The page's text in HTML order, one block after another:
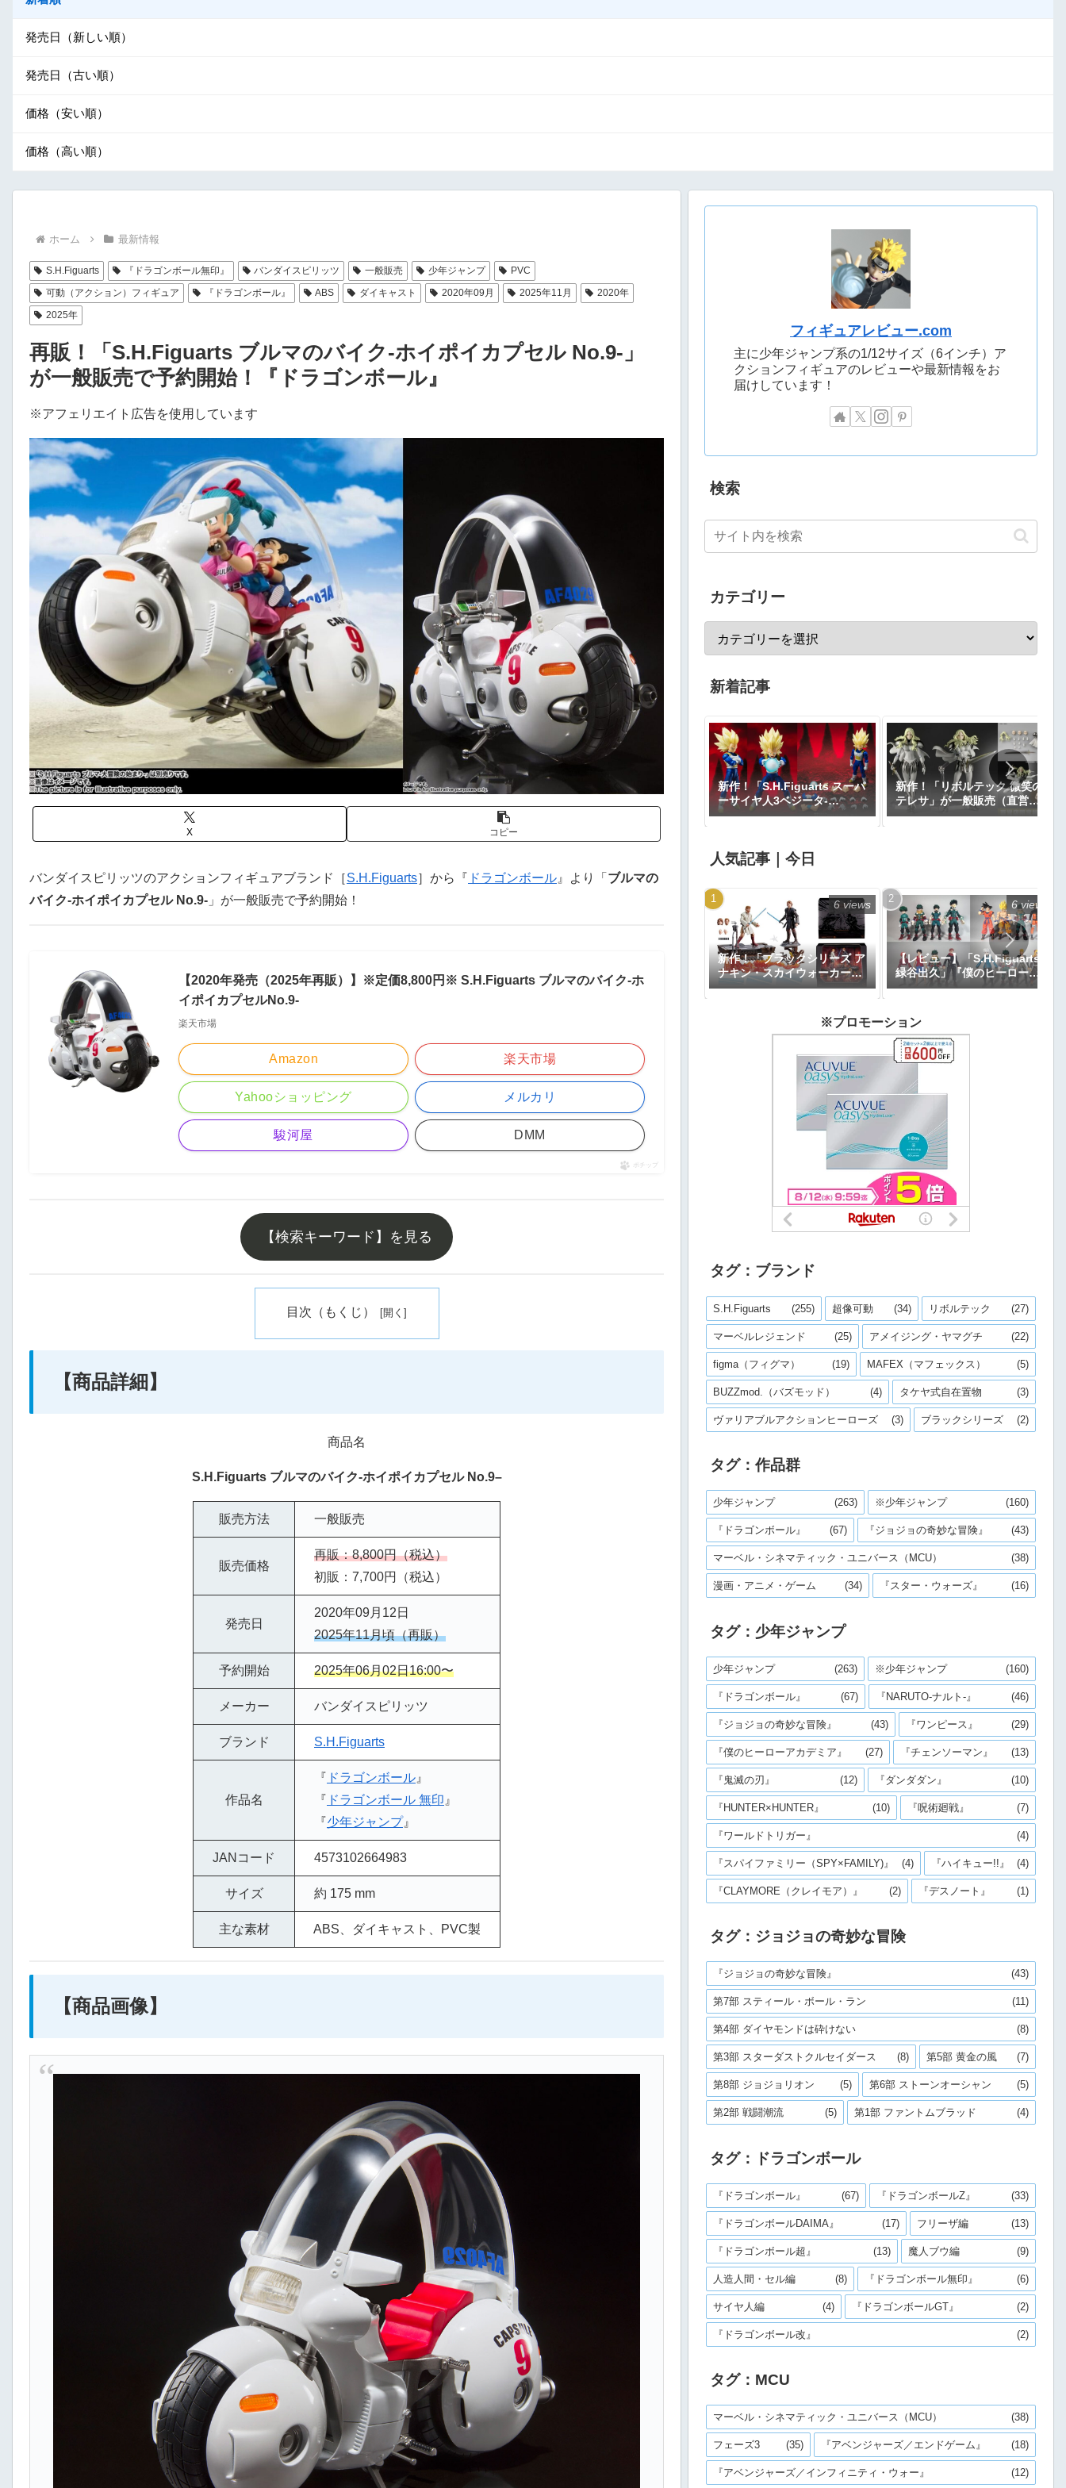
発売日（新しい順）
発売日（古い順）
価格（安い順）
価格（高い順）
ホーム 最新情報
S.H.Figuarts 『ドラゴンボール無印』 バンダイスピリッツ 一般販売 少年ジャンプ
PVC
可動（アクション）フィギュア
『ドラゴンボール』 ABS ダイキャスト 2020年09月 2025年11月
2020年
2025年
再販！「S.H.Figuarts ブルマのバイク-ホイポイカプセル No.9-」
が一般販売で予約開始！『ドラゴンボール』
※アフェリエイト広告を使用しています
X コピー
バンダイスピリッツのアクションフィギュアブランド［S.H.Figuarts］から『 ドラゴンボール 』より「 ブルマの
バイク-ホイポイカプセル No.9- 」が一般販売で予約開始！
【2020年発売（2025年再販）】※定価8,800円※ S.H.Figuarts ブルマのバイク-ホ
イポイカプセルNo.9-
楽天市場
Amazon 楽天市場
Yahooショッピング メルカリ
駿河屋 DMM
ポチップ
【検索キーワード】を見る
目次（もくじ）
【商品詳細】
商品名
S.H.Figuarts ブルマのバイク-ホイポイカプセル No.9–
販売方法 一般販売
販売価格
再販：8,800円（税込）
初販：7,700円（税込）
発売日
2020年09月12日
2025年11月頃（再販）
予約開始 2025年06月02日16:00〜
メーカー バンダイスピリッツ
ブランド S.H.Figuarts
作品名
『 ドラゴンボール 』
『 ドラゴンボール 無印 』
『少年ジャンプ』
JANコード 4573102664983
サイズ 約 175 mm
主な素材 ABS、ダイキャスト、PVC製
【商品画像】
フィギュアレビュー.com
主に少年ジャンプ系の1/12サイズ（6インチ）ア
クションフィギュアのレビューや最新情報をお
届けしています！
検索
カテゴリー
新着記事
新作！「S.H.Figuarts スーパ
ーサイヤ人3ベジータ-
DAIMA-」がプレミアムバン
円｜発売日2027年1月予定
新作！「リボルテック 微笑の
テレサ」が一般販売（直営店
限定特典あり）で登場！
人気記事｜今日
新作！「ブラックシリーズ ア
ナキン・スカイウォーカー＆
オビ＝ワン・ケノービ プレミ
【Amazon.co.jp限定】で予
約開始｜価格26,616円、発売
ド3／シスの復讐』
6 views
【レビュー】「S.H.Figuarts
緑谷出久」『僕のヒーローア
カデミア』
6 views
※プロモーション
タグ：ブランド
S.H.Figuarts (255) 超像可動 (34) リボルテック (27)
マーベルレジェンド (25) アメイジング・ヤマグチ (22)
figma（フィグマ） (19) MAFEX（マフェックス） (5)
BUZZmod.（バズモッド） (4) タケヤ式自在置物 (3)
ヴァリアブルアクションヒーローズ (3) ブラックシリーズ (2)
タグ：作品群
少年ジャンプ (263) ※少年ジャンプ (160)
『ドラゴンボール』 (67) 『ジョジョの奇妙な冒険』 (43)
マーベル・シネマティック・ユニバース（MCU） (38)
漫画・アニメ・ゲーム (34) 『スター・ウォーズ』 (16)
タグ：少年ジャンプ
少年ジャンプ (263) ※少年ジャンプ (160)
『ドラゴンボール』 (67) 『NARUTO-ナルト-』 (46)
『ジョジョの奇妙な冒険』 (43) 『ワンピース』 (29)
『僕のヒーローアカデミア』 (27) 『チェンソーマン』 (13)
『鬼滅の刃』 (12) 『ダンダダン』 (10)
『HUNTER×HUNTER』 (10) 『呪術廻戦』 (7)
『ワールドトリガー』 (4)
『スパイファミリー（SPY×FAMILY)』 (4) 『ハイキュー!!』 (4)
『CLAYMORE（クレイモア）』 (2) 『デスノート』 (1)
タグ：ジョジョの奇妙な冒険
『ジョジョの奇妙な冒険』 (43)
第7部 スティール・ボール・ラン (11)
第4部 ダイヤモンドは砕けない (8)
第3部 スターダストクルセイダース (8) 第5部 黄金の風 (7)
第8部 ジョジョリオン (5) 第6部 ストーンオーシャン (5)
第2部 戦闘潮流 (5) 第1部 ファントムブラッド (4)
タグ：ドラゴンボール
『ドラゴンボール』 (67) 『ドラゴンボールZ』 (33)
『ドラゴンボールDAIMA』 (17) フリーザ編 (13)
『ドラゴンボール超』 (13) 魔人ブウ編 (9)
人造人間・セル編 (8) 『ドラゴンボール無印』 (6)
サイヤ人編 (4) 『ドラゴンボールGT』 (2)
『ドラゴンボール改』 (2)
タグ：MCU
マーベル・シネマティック・ユニバース（MCU） (38)
フェーズ3 (35) 『アベンジャーズ／エンドゲーム』 (18)
『アベンジャーズ／インフィニティ・ウォー』 (12)